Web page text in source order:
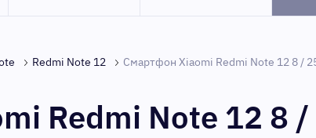
Redmi Note 12 Смартфон Xiaomi Redmi Note 12 8 /
Redmi Note 12 8 /